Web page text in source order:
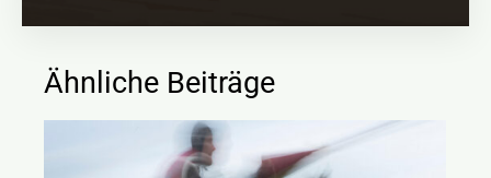
Ähnliche Beiträge